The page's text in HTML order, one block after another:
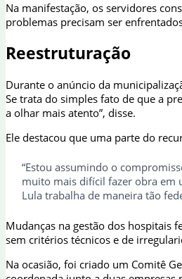
Na manifestação, os servidores
problemas precisam ser
Reestruturação
Durante o anúncio da
Se trata do simples fato de que a
a olhar mais atento”, disse.
Ele destacou que uma parte do
“Estou assumindo o
muito mais difícil fazer obra em
Lula trabalha de maneira tão
Mudanças na gestão dos hospitais
sem critérios técnicos e de
Na ocasião, foi criado um Comitê